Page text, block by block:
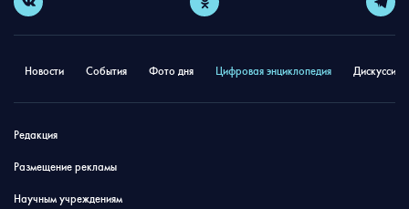
Новости События Фото дня Цифровая энциклопедия
Редакция
Размещение рекламы
Научным учреждениям